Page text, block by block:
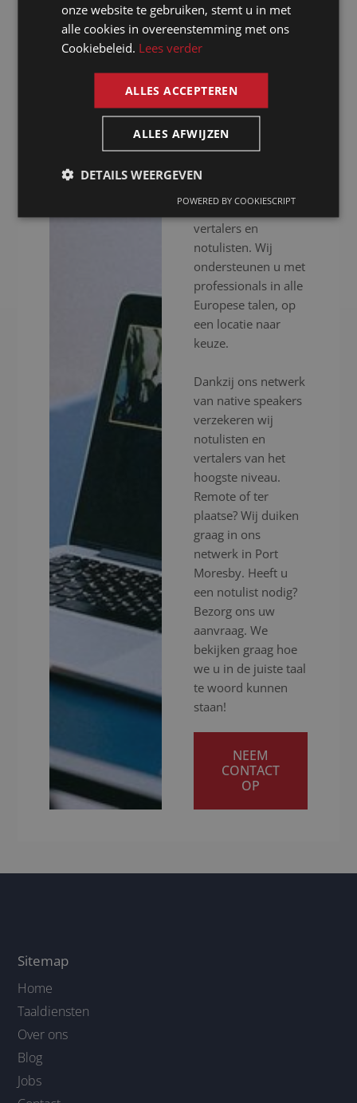
een erkende
notulist in Port
Moresby
Presence is al meer
dan 20 jaar uw
notulist in Port
Moresby voor het
professionele
vertalers en
notulisten. Wij
ondersteunen u met
professionals in alle
Europese talen, op
een locatie naar
keuze.
Dankzij ons netwerk
van native speakers
verzekeren wij
notulisten en
vertalers van het
hoogste niveau.
Remote of ter
plaatse? Wij duiken
graag in ons
netwerk in Port
Moresby. Heeft u
een notulist nodig?
Bezorg ons uw
aanvraag. We
bekijken graag hoe
we u in de juiste taal
te woord kunnen
staan!
NEEM
CONTACT
OP
Sitemap
Home
Taaldiensten
Over ons
Blog
Jobs
FRENCH
onze website te gebruiken, stemt u in met
alle cookies in overeenstemming met ons
Cookiebeleid. Lees verder
ALLES ACCEPTEREN
ALLES AFWIJZEN
DETAILS WEERGEVEN
POWERED BY COOKIESCRIPT